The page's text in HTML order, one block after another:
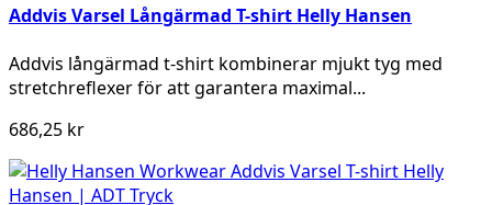
Addvis Varsel Långärmad T-shirt Helly Hansen
Addvis långärmad t-shirt kombinerar mjukt tyg med
stretchreflexer för att garantera maximal...
686,25 kr